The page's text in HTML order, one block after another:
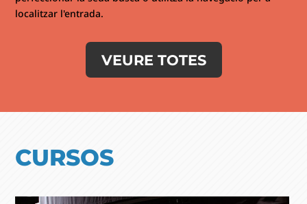
localitzar l'entrada.
VEURE TOTES
CURSOS